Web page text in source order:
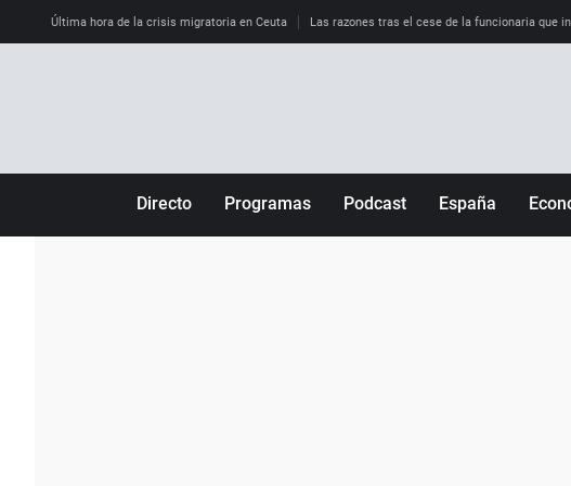
Última hora de la crisis migratoria en Ceuta Las razones tras el cese de la funcionaria que
Directo Programas Podcast España